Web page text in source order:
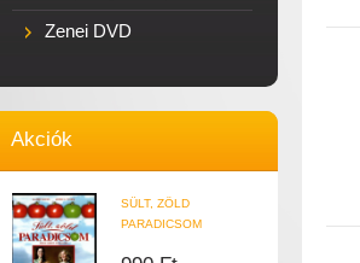
Zenei DVD
Akciók
SÜLT, ZÖLD
PARADICSOM